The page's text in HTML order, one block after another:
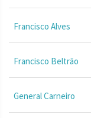
Francisco Alves
Francisco Beltrão
General Carneiro